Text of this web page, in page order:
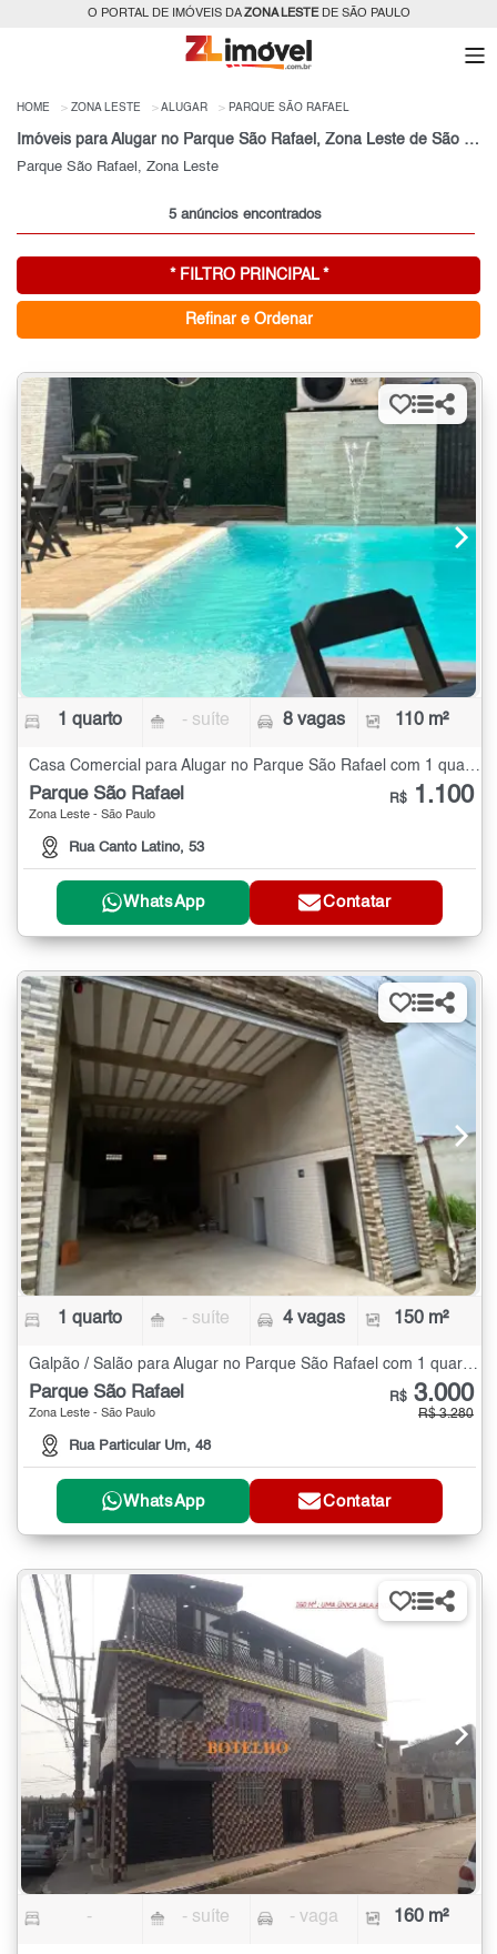
O PORTAL DE IMÓVEIS DAZONA LESTEDE SÃO PAULO
HOME ZONA LESTE ALUGAR PARQUE SÃO RAFAEL
Imóveis para Alugar no Parque São Rafael, Zona Leste de São Paulo, SP
Parque São Rafael, Zona Leste
5 anúncios encontrados
* FILTRO PRINCIPAL *
Refinar e Ordenar
1 quarto - suíte 8 vagas 110 m²
Parque São Rafael
Zona Leste - São Paulo
Rua Canto Latino, 53
R$ 1.100
WhatsApp Contatar
1 quarto - suíte 4 vagas 150 m²
Parque São Rafael
Zona Leste - São Paulo
Rua Particular Um, 48
R$ 3.000
R$ 3.280
WhatsApp Contatar
- - suíte - vaga 160 m²